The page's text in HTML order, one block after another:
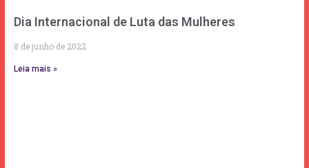
Dia Internacional de Luta das Mulheres
8 de junho de 2022
Leia mais »